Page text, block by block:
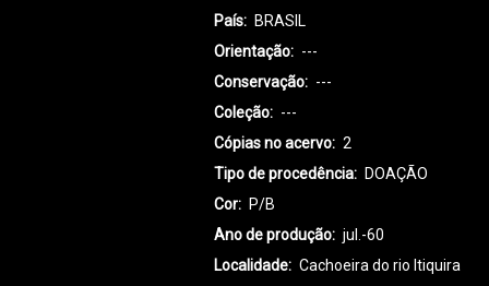
País
BRASIL
Orientação
---
Conservação
---
Coleção
---
Cópias no acervo
2
Tipo de procedência
DOAÇÃO
Cor
P/B
Ano de produção
jul.-60
Localidade
Cachoeira do rio Itiquira